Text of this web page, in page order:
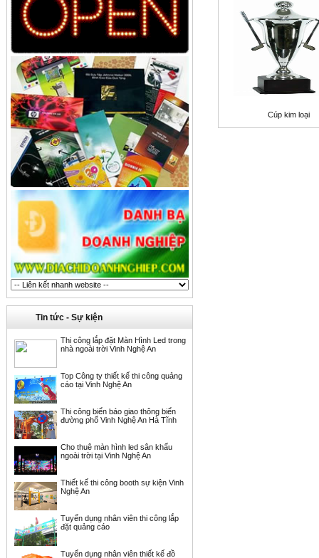
Tin tức - Sự kiện
Thi công lắp đặt Màn Hình Led trong
nhà ngoài trời Vinh Nghệ An
Top Công ty thiết kế thi công quảng
cáo tại Vinh Nghệ An
Thi công biển báo giao thông biển
đường phố Vinh Nghệ An Hà Tĩnh
Cho thuê màn hình led sân khấu
ngoài trời tại Vinh Nghệ An
Thiết kế thi công booth sự kiện Vinh
Nghệ An
Tuyển dụng nhân viên thi công lắp
đặt quảng cáo
Tuyển dụng nhân viên thiết kế đồ
Cúp kim loại